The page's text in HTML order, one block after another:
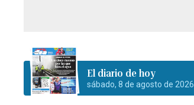
El diario de hoy
sábado, 8 de agosto de 2026